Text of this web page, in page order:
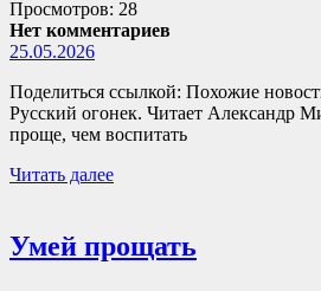
Просмотров: 28
Нет комментариев
25.05.2026
Поделиться ссылкой: Похожие
Русский огонек. Читает Александр
проще, чем воспитать
Читать далее
Умей прощать